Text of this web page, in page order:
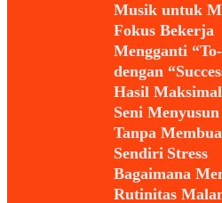
Musik untuk
Fokus Bekerja
Mengganti
dengan
Hasil Maksimal
Seni
Tanpa
Sendiri Stress
Bagaimana
Rutinitas